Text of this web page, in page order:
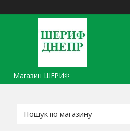
Магазин ШЕРИФ